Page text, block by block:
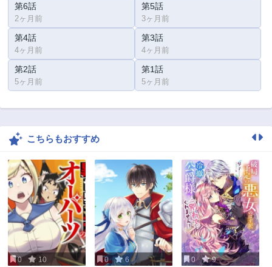
第6話
2ヶ月前
第5話
3ヶ月前
第4話
4ヶ月前
第3話
4ヶ月前
第2話
5ヶ月前
第1話
5ヶ月前
こちらもおすすめ
0 10 0 6 0 9